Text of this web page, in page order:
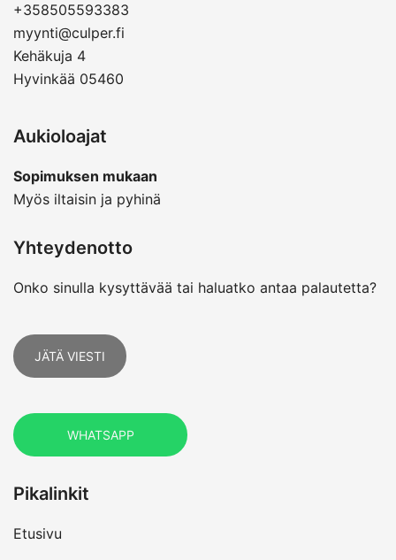
+358505593383
myynti@culper.fi
Kehäkuja 4
Hyvinkää 05460
Aukioloajat
Sopimuksen mukaan
Myös iltaisin ja pyhinä
Yhteydenotto
Onko sinulla kysyttävää tai haluatko antaa palautetta?
JÄTÄ VIESTI
WHATSAPP
Pikalinkit
Etusivu